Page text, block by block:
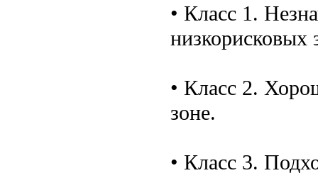
• Класс 1.
низкорисковых
• Класс 2.
зоне.
• Класс 3.